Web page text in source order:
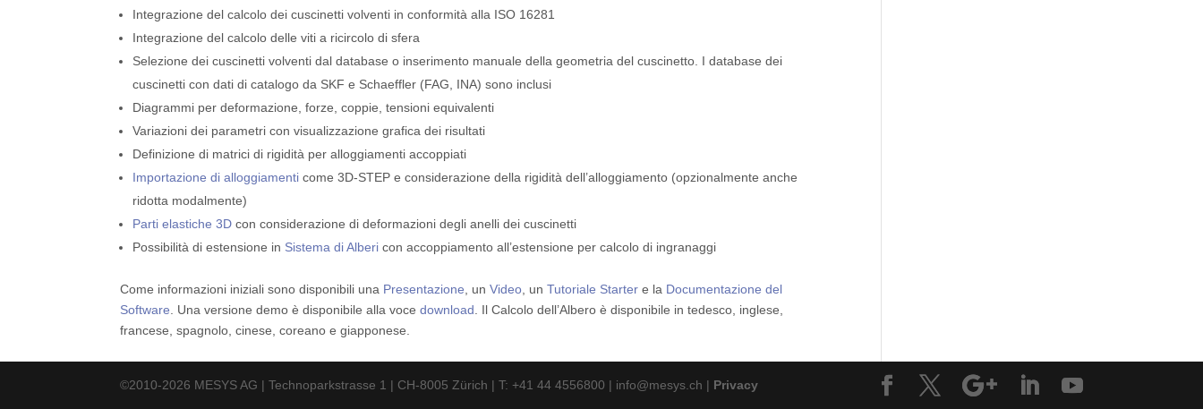
Integrazione del calcolo dei cuscinetti volventi in conformità alla ISO 16281
Integrazione del calcolo delle viti a ricircolo di sfera
Selezione dei cuscinetti volventi dal database o inserimento manuale della geometria del cuscinetto. I database dei
cuscinetti con dati di catalogo da SKF e Schaeffler (FAG, INA) sono inclusi
Diagrammi per deformazione, forze, coppie, tensioni equivalenti
Variazioni dei parametri con visualizzazione grafica dei risultati
Definizione di matrici di rigidità per alloggiamenti accoppiati
Importazione di alloggiamenti come 3D-STEP e considerazione della rigidità dell’alloggiamento (opzionalmente anche
ridotta modalmente)
Parti elastiche 3D con considerazione di deformazioni degli anelli dei cuscinetti
Possibilità di estensione in Sistema di Alberi con accoppiamento all’estensione per calcolo di ingranaggi
Come informazioni iniziali sono disponibili una Presentazione , unVideo , unTutoriale Starter e la Documentazione del
Software . Una versione demo è disponibile alla vocedownload . Il Calcolo dell’Albero è disponibile in tedesco, inglese,
francese, spagnolo, cinese, coreano e giapponese.
©2010-2026 MESYS AG | Technoparkstrasse 1 | CH-8005 Zürich | T: +41 44 4556800 | info@mesys.ch | Privacy